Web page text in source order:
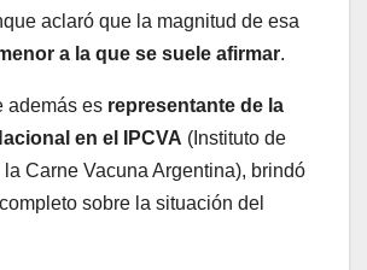
aclaró que la magnitud de esa
a la que se suele afirmar.
además es representante de la
en el IPCVA (Instituto de
la Carne Vacuna Argentina), brindó
sobre la situación del